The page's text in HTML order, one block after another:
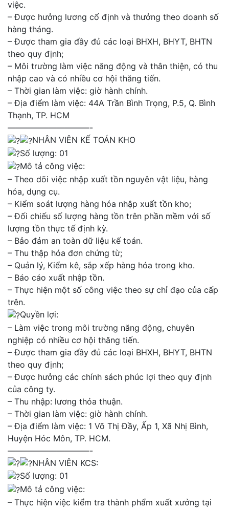
việc.
– Được hưởng lương cố định và thưởng theo doanh số
hàng tháng.
– Được tham gia đầy đủ các loại BHXH, BHYT, BHTN
theo quy định;
– Môi trường làm việc năng động và thân thiện, có thu
nhập cao và có nhiều cơ hội thăng tiến.
– Thời gian làm việc: giờ hành chính.
– Địa điểm làm việc: 44A Trần Bình Trọng, P.5, Q. Bình
Thạnh, TP. HCM
——————————-
NHÂN VIÊN KẾ TOÁN KHO
Số lượng: 01
Mô tả công việc:
– Theo dõi việc nhập xuất tồn nguyên vật liệu, hàng
hóa, dụng cụ.
– Kiểm soát lượng hàng hóa nhập xuất tồn kho;
– Đối chiếu số lượng hàng tồn trên phần mềm với số
lượng tồn thực tế định kỳ.
– Bảo đảm an toàn dữ liệu kế toán.
– Thu thập hóa đơn chứng từ;
– Quản lý, Kiểm kê, sắp xếp hàng hóa trong kho.
– Báo cáo xuất nhập tồn.
– Thực hiện một số công việc theo sự chỉ đạo của cấp
trên.
Quyền lợi:
– Làm việc trong môi trường năng động, chuyên
nghiệp có nhiều cơ hội thăng tiến.
– Được tham gia đầy đủ các loại BHXH, BHYT, BHTN
theo quy định;
– Được hưởng các chính sách phúc lợi theo quy định
của công ty.
– Thu nhập: lương thỏa thuận.
– Thời gian làm việc: giờ hành chính.
– Địa điểm làm việc: 1 Võ Thị Đầy, Ấp 1, Xã Nhị Bình,
Huyện Hóc Môn, TP. HCM.
——————————-
NHÂN VIÊN KCS:
Số lượng: 01
Mô tả công việc:
– Thực hiện việc kiểm tra thành phẩm xuất xưởng tại